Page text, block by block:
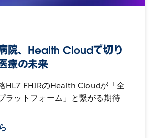
院、Health Cloudで切り
療の未来
HL7 FHIRのHealth Cloudが「全
ラットフォーム」と繋がる期待